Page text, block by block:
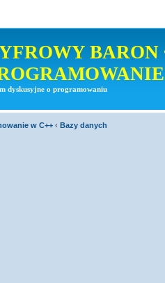
BARON
dyskusyjne o programowaniu
w C++ ‹ Bazy danych